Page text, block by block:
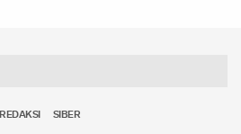
REDAKSI SIBER